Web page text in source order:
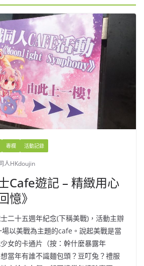
專欄 活動記錄
人HKdoujin
Cafe遊記 – 精緻用心
憶》
二十五週年紀念(下稱美戰)，活動主辦
以美戰為主題的cafe。說起美戰是當
女的卡通片（按：幹什麼暴露年
當年有誰不識麵包頭？豆叮兔？禮服